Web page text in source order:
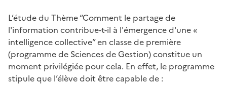
L’étude du Thème “Comment le partage de
l'information contribue-t-il à l'émergence d'une «
intelligence collective” en classe de première
(programme de Sciences de Gestion) constitue un
moment privilégiée pour cela. En effet, le programme
stipule que l’élève doit être capable de :